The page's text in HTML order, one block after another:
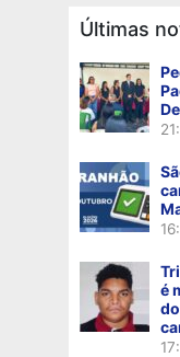
Últimas
é